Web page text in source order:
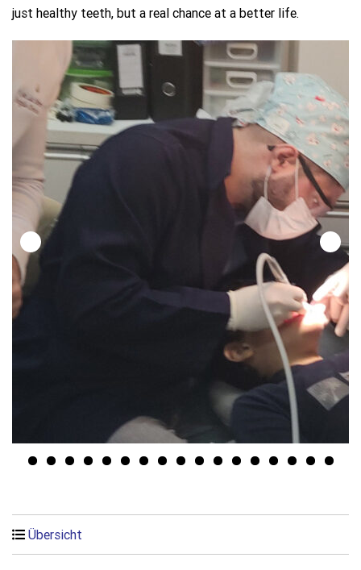
just healthy teeth, but a real chance at a better life.
Übersicht